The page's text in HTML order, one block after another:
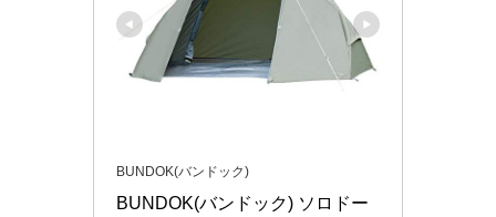
BUNDOK(バンドック)
BUNDOK(バンドック) ソロドー